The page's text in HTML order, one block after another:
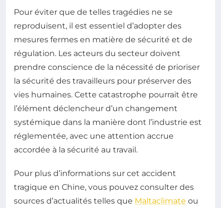
Pour éviter que de telles tragédies ne se
reproduisent, il est essentiel d’adopter des
mesures fermes en matière de sécurité et de
régulation. Les acteurs du secteur doivent
prendre conscience de la nécessité de prioriser
la sécurité des travailleurs pour préserver des
vies humaines. Cette catastrophe pourrait être
l’élément déclencheur d’un changement
systémique dans la manière dont l’industrie est
réglementée, avec une attention accrue
accordée à la sécurité au travail.
Pour plus d’informations sur cet accident
tragique en Chine, vous pouvez consulter des
sources d’actualités telles que Maltaclimate ou